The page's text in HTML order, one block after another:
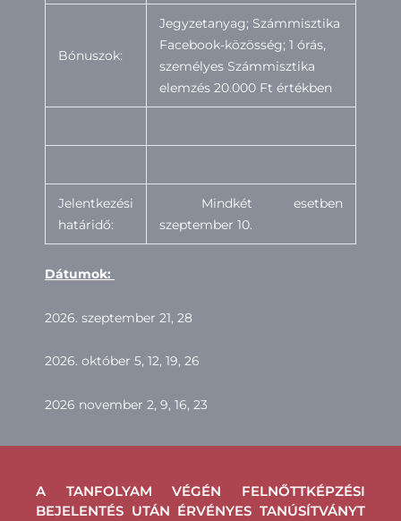
Bónuszok:
Jegyzetanyag; Számmisztika
Facebook-közösség; 1 órás,
személyes Számmisztika
elemzés 20.000 Ft értékben
Jelentkezési
határidő:
Mindkét esetben
szeptember 10.
Dátumok:
2026. szeptember 21, 28
2026. október 5, 12, 19, 26
2026 november 2, 9, 16, 23
A TANFOLYAM VÉGÉN FELNŐTTKÉPZÉSI
BEJELENTÉS UTÁN ÉRVÉNYES TANÚSÍTVÁNYT